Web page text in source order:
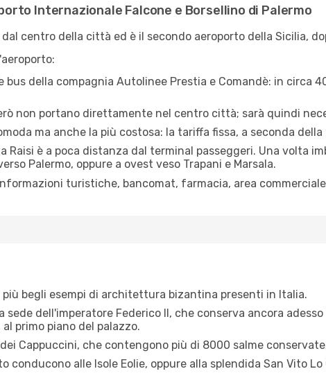
Internazionale Falcone e Borsellino di Palermo
centro della città ed è il secondo aeroporto della Sicilia,
della compagnia Autolinee Prestia e Comandè: in circa
non portano direttamente nel centro città; sarà quindi
ma anche la più costosa: la tariffa fissa, a seconda
Raisi è a poca distanza dal terminal passeggeri. Una volta
Palermo, oppure a ovest veso Trapani e Marsala.
turistiche, bancomat, farmacia, area
begli esempi di architettura bizantina presenti in Italia.
sede dell'imperatore Federico II, che conserva ancora
primo piano del palazzo.
Cappuccini, che contengono più di 8000 salme
alle Isole Eolie, oppure alla splendida San Vito Lo